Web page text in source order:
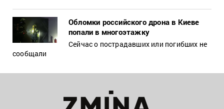
Обломки российского дрона в Киеве
попали в многоэтажку
Сейчас о пострадавших или погибших не
сообщали